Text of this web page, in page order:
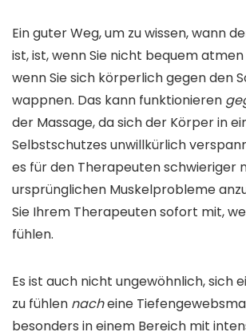
Ein guter Weg, um zu wissen, wann
ist, ist, wenn Sie nicht bequem
wenn Sie sich körperlich gegen den
wappnen. Das kann funktionieren
der Massage, da sich der Körper in
Selbstschutzes unwillkürlich
es für den Therapeuten schwieriger
ursprünglichen Muskelprobleme
Sie Ihrem Therapeuten sofort mit,
fühlen.
Es ist auch nicht ungewöhnlich, sich
zu fühlen nacheine
besonders in einem Bereich mit